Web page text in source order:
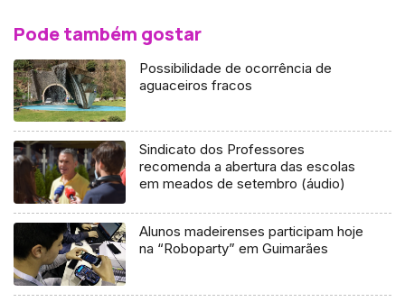
Pode também gostar
Possibilidade de ocorrência de
aguaceiros fracos
Sindicato dos Professores
recomenda a abertura das escolas
em meados de setembro (áudio)
Alunos madeirenses participam hoje
na “Roboparty” em Guimarães